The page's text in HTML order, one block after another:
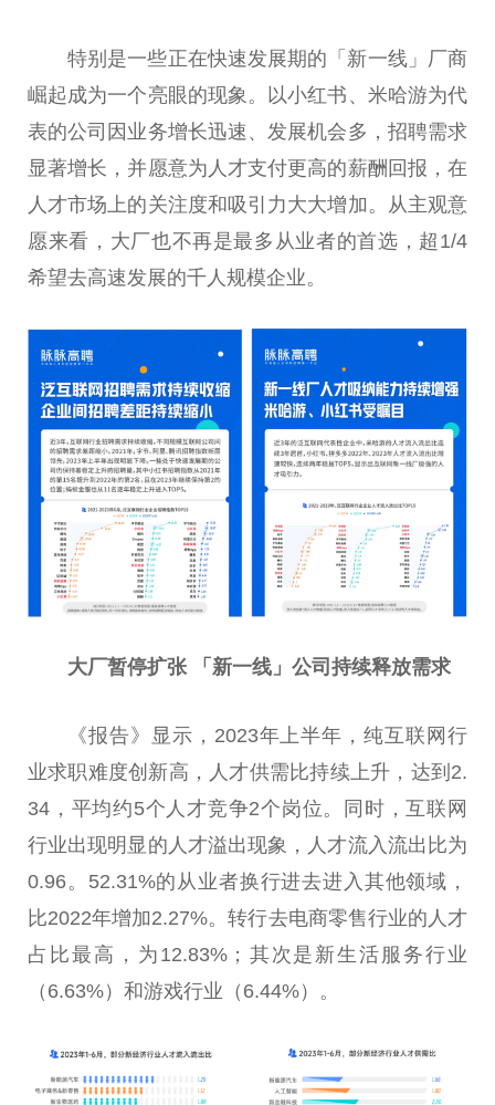
特别是一些正在快速发展期的「新一线」厂商
崛起成为一个亮眼的现象。以小红书、米哈游为代
表的公司因业务增长迅速、发展机会多，招聘需求
显著增长，并愿意为人才支付更高的薪酬回报，在
人才市场上的关注度和吸引力大大增加。从主观意
愿来看，大厂也不再是最多从业者的首选，超1/4
希望去高速发展的千人规模企业。
大厂暂停扩张 「新一线」公司持续释放需求
《报告》显示，2023年上半年，纯互联网行
业求职难度创新高，人才供需比持续上升，达到2.
34， 平均约5个人才竞争2个岗位。同时，互联网
行业出现明显的人才溢出现象，人才流入流出比为
0.96。52.31%的从业者换行进去进入其他领域，
比2022年增加2.27%。转行去电商零售行业的人才
占比最高，为12.83%；其次是新生活服务行业
（6.63%）和游戏行业（6.44%）。